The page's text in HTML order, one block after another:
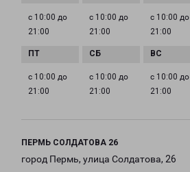
с 10:00 до
21:00
с 10:00 до
21:00
с 10:00 до
21:00
с 10:00 до
21:00
с 10:00 до
21:00
с 10:00 до
21:00
ПЕРМЬ СОЛДАТОВА 26
город Пермь, улица Солдатова, 26